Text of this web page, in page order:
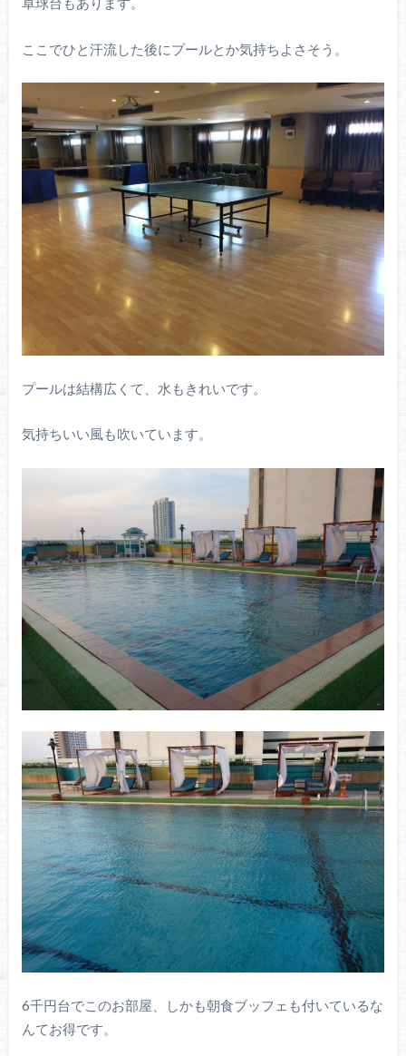
ここでひと汗流した後にプールとか気持ちよさそう。
プールは結構広くて、水もきれいです。
気持ちいい風も吹いています。
6千円台でこのお部屋、しかも朝食ブッフェも付いているな
んてお得です。